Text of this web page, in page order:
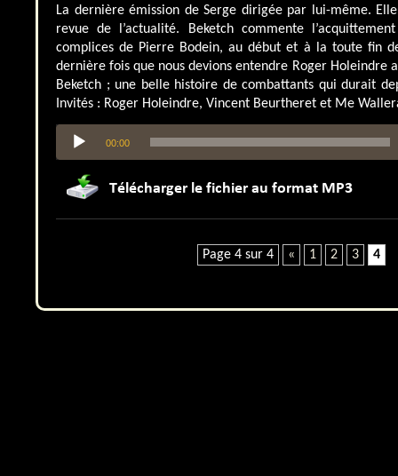
La dernière émission de Serge dirigée par lui-même.
revue de l’actualité. Beketch commente
complices de Pierre Bodein, au début et à la toute fin
dernière fois que nous devions entendre Roger Holeindre
Beketch ; une belle histoire de combattants qui durait
Invités : Roger Holeindre, Vincent Beurtheret et Me
audio
00:00
Page 4 sur 4 « 1 2 3 4